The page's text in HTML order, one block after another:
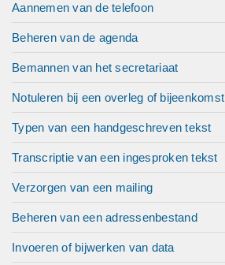
Aannemen van de telefoon
Beheren van de agenda
Bemannen van het secretariaat
Notuleren bij een overleg of bijeenkomst
Typen van een handgeschreven tekst
Transcriptie van een ingesproken tekst
Verzorgen van een mailing
Beheren van een adressenbestand
Invoeren of bijwerken van data